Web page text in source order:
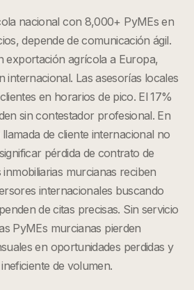
nacional con 8,000+ PyMEs en
depende de comunicación ágil.
exportación agrícola a Europa,
internacional. Las asesorías locales
en horarios de pico. El 17%
sin contestador profesional. En
de cliente internacional no
pérdida de contrato de
murcianas reciben
internacionales buscando
de citas precisas. Sin servicio
PyMEs murcianas pierden
en oportunidades perdidas y
de volumen.